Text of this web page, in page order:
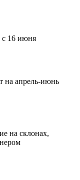
16 июня
на апрель-июнь
на склонах,